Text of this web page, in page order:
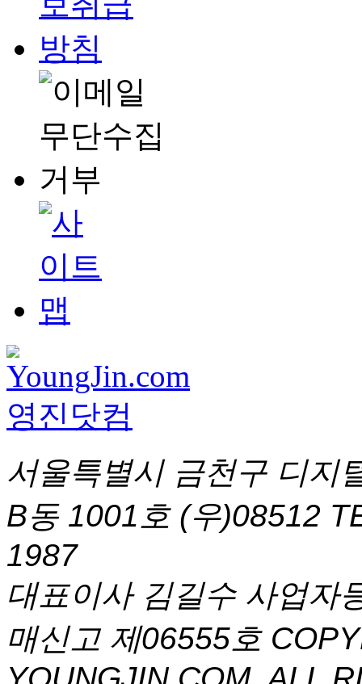
서울특별시 금천구 디지
B동 1001호 (우)08512
1987
대표이사 김길수 사업자
매신고 제06555호